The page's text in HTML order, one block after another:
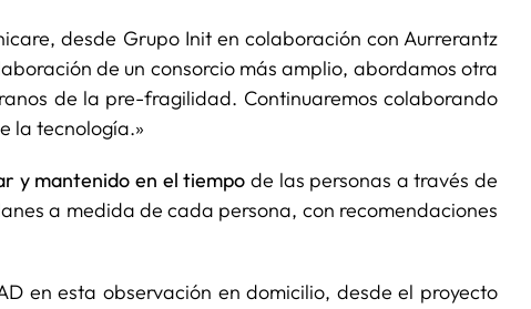
desde Grupo Init en colaboración con Aurrerantz
de un consorcio más amplio, abordamos otra
de la pre-fragilidad. Continuaremos colaborando
la tecnología.»
y mantenido en el tiempo de las personas a través de
a medida de cada persona, con recomendaciones
en esta observación en domicilio, desde el proyecto